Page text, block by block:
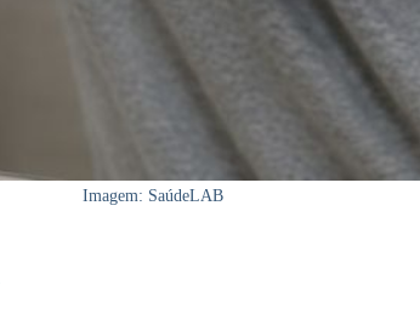
Imagem: SaúdeLAB